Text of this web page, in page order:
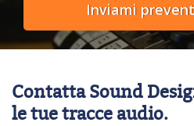
Contatta Sound
le tue tracce audio.